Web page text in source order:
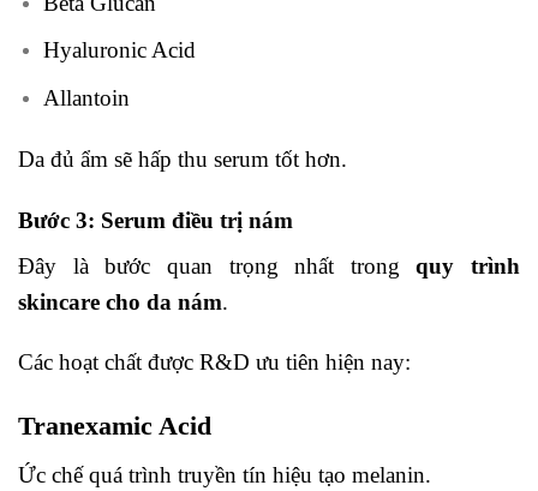
Hyaluronic Acid
Allantoin
Da đủ ẩm sẽ hấp thu serum tốt hơn.
Bước 3: Serum điều trị nám
Đây là bước quan trọng nhất trongquy trình
skincare cho da nám.
Các hoạt chất được R&D ưu tiên hiện nay:
Tranexamic Acid
Ức chế quá trình truyền tín hiệu tạo melanin.